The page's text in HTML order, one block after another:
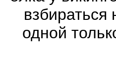
одной